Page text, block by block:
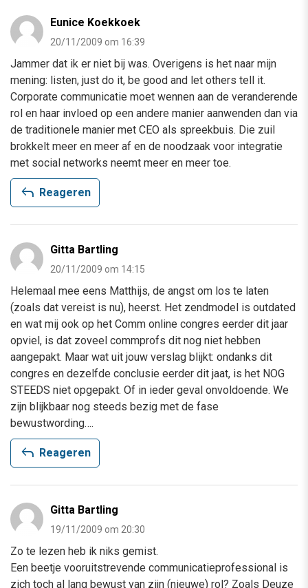
Eunice Koekkoek
20/11/2009 om 16:39
Jammer dat ik er niet bij was. Overigens is het naar mijn
mening: listen, just do it, be good and let others tell it.
Corporate communicatie moet wennen aan de veranderende
rol en haar invloed op een andere manier aanwenden dan via
de traditionele manier met CEO als spreekbuis. Die zuil
brokkelt meer en meer af en de noodzaak voor integratie
met social networks neemt meer en meer toe.
reply Reageren
Gitta Bartling
20/11/2009 om 14:15
Helemaal mee eens Matthijs, de angst om los te laten
(zoals dat vereist is nu), heerst. Het zendmodel is outdated
en wat mij ook op het Comm online congres eerder dit jaar
opviel, is dat zoveel commprofs dit nog niet hebben
aangepakt. Maar wat uit jouw verslag blijkt: ondanks dit
congres en dezelfde conclusie eerder dit jaat, is het NOG
STEEDS niet opgepakt. Of in ieder geval onvoldoende. We
zijn blijkbaar nog steeds bezig met de fase
bewustwording….
reply Reageren
Gitta Bartling
19/11/2009 om 20:30
Zo te lezen heb ik niks gemist.
Een beetje vooruitstrevende communicatieprofessional is
zich toch al lang bewust van zijn (nieuwe) rol? Zoals Deuze